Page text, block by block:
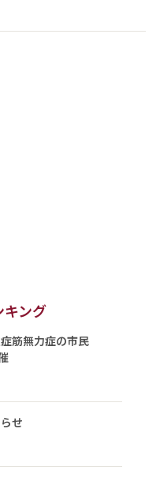
キング
筋無力症の市民
せ